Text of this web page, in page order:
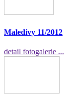
Maledivy 11/2012
detail fotogalerie ...